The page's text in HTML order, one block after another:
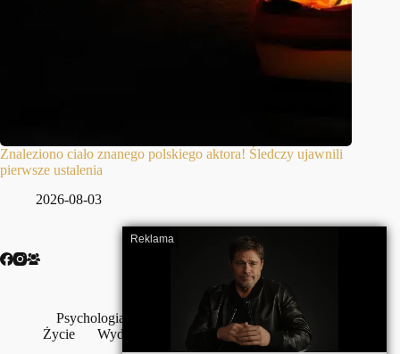
Znaleziono ciało znanego polskiego aktora! Śledczy ujawnili
pierwsze ustalenia
2026-08-03
Psychologia Wojna
Wolność
Życie
Wydarzenia Wywiady
Z życia wzięte
Zdrowie